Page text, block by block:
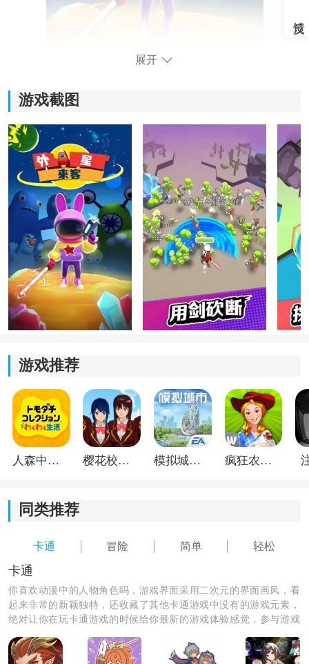
《外星来客》游戏亮点：
1.当外星的来客对我们发起攻击的时候，大家需要快速的
反应并且进行反击。
2.游戏里面有很多的恶作剧，也能够活跃我们的思维。
3.整个游戏的音效特别的逼真，好像让玩家真的置身于大
战中。
4.选择不同的角色之后，也能够在游戏里体验不一样的感
受。
展开
游戏截图
游戏推荐
人森中文版 樱花校园模拟器1.048.00中文版 模拟城市我是巿长联机版 疯狂农场3美国派19
同类推荐
卡通 冒险 简单 轻松
卡通
你喜欢动漫中的人物角色吗，游戏界面采用二次元的界面画风，看
起来非常的新颖独特，还收藏了其他卡通游戏中没有的游戏元素，
绝对让你在玩卡通游戏的时候给你最新的游戏体验感觉，参与游戏
的长大。